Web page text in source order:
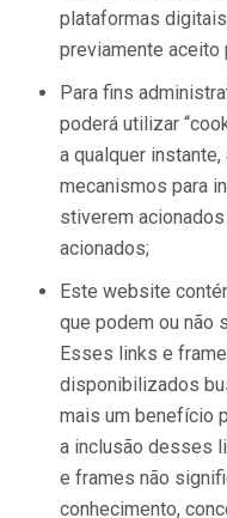
plataformas
previamente aceito
Para fins
poderá utilizar
a qualquer
mecanismos para
stiverem
acionados;
Este website
que podem ou não
Esses links e
disponibilizados
mais um benefício
a inclusão desses
e frames não
conhecimento,